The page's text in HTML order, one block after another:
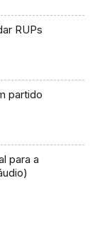
RUPs
partido
para a